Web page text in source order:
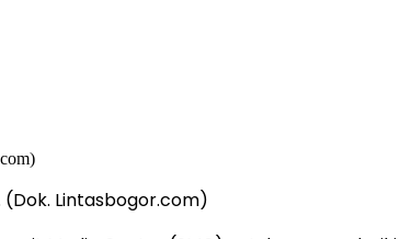
(Dok. Lintasbogor.com)